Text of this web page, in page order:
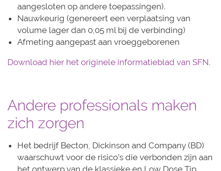
aangesloten op andere toepassingen).
Nauwkeurig (genereert een verplaatsing van
volume lager dan 0,05 ml bij de verbinding)
Afmeting aangepast aan vroeggeborenen
Download hier het originele informatieblad van SFN.
Andere professionals maken
zich zorgen
Het bedrijf Becton, Dickinson and Company (BD)
waarschuwt voor de risico’s die verbonden zijn aan
het ontwerp van de klassieke en Low Dose Tip